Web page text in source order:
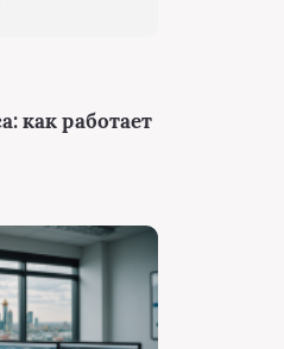
как работает